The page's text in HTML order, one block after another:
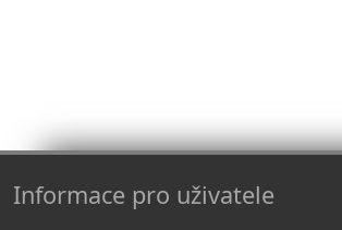
Informace pro uživatele